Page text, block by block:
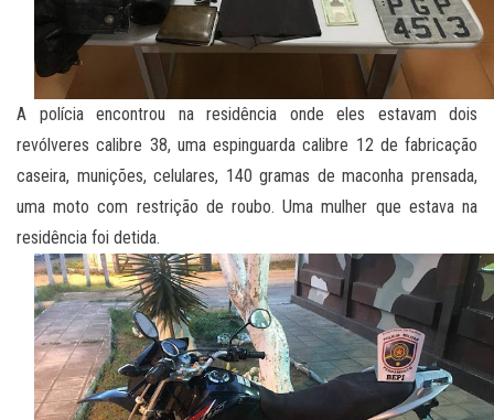
A polícia encontrou na residência onde eles estavam dois
revólveres calibre 38, uma espinguarda calibre 12 de fabricação
caseira, munições, celulares, 140 gramas de maconha prensada,
uma moto com restrição de roubo. Uma mulher que estava na
residência foi detida.